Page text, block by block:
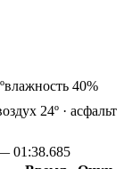
влажность 40%
24º · асфальт
01:38.685